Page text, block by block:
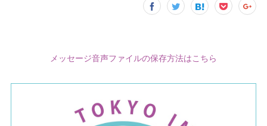
メッセージ音声ファイルの保存方法はこちら